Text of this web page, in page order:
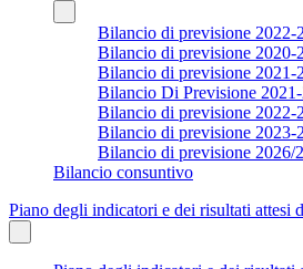
Bilancio di previsione 2022-
Bilancio di previsione 2020-
Bilancio di previsione 2021-
Bilancio Di Previsione
Bilancio di previsione 2022-
Bilancio di previsione 2023-
Bilancio di previsione 2026/
Bilancio consuntivo
Piano degli indicatori e dei risultati attesi